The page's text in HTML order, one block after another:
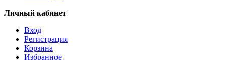
Личный кабинет
Вход
Регистрация
Корзина
Избранное